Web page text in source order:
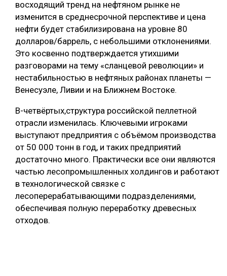
восходящий тренд на нефтяном рынке не
изменится в среднесрочной перспективе и цена
нефти будет стабилизирована на уровне 80
долларов/баррель, с небольшими отклонениями.
Это косвенно подтверждается утихшими
разговорами на тему «сланцевой революции» и
нестабильностью в нефтяных районах планеты —
Венесуэле, Ливии и на Ближнем Востоке.
В-четвёртых,структура российской пеллетной
отрасли изменилась. Ключевыми игроками
выступают предприятия с объёмом производства
от 50 000 тонн в год, и таких предприятий
достаточно много. Практически все они являются
частью лесопромышленных холдингов и работают
в технологической связке с
лесоперерабатывающими подразделениями,
обеспечивая полную переработку древесных
отходов.